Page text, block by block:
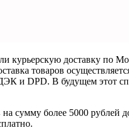
курьерскую доставку по
товаров
и DPD. В будущем этот
на сумму более 5000 рублей